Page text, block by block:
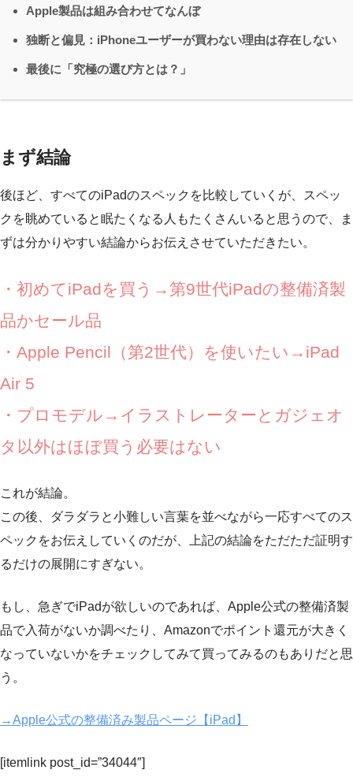
Apple製品は組み合わせてなんぼ
独断と偏見：iPhoneユーザーが買わない理由は存在しない
最後に「究極の選び方とは？」
まず結論
後ほど、すべてのiPadのスペックを比較していくが、スペッ
クを眺めていると眠たくなる人もたくさんいると思うので、ま
ずは分かりやすい結論からお伝えさせていただきたい。
・初めてiPadを買う→第9世代iPadの整備済製
品かセール品
・Apple Pencil（第2世代）を使いたい→iPad
Air 5
・プロモデル→イラストレーターとガジェオ
タ以外はほぼ買う必要はない
これが結論。
この後、ダラダラと小難しい言葉を並べながら一応すべてのス
ペックをお伝えしていくのだが、上記の結論をただただ証明す
るだけの展開にすぎない。
もし、急ぎでiPadが欲しいのであれば、Apple公式の整備済製
品で入荷がないか調べたり、Amazonでポイント還元が大きく
なっていないかをチェックしてみて買ってみるのもありだと思
う。
→Apple公式の整備済み製品ページ【iPad】
[itemlink post_id=”34044″]